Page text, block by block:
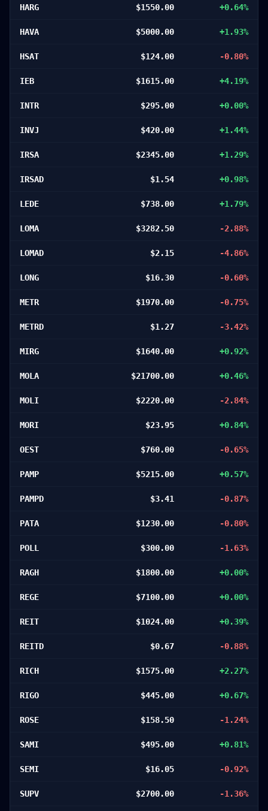
HARG $1550.00 +0.64%
HAVA $5000.00 +1.93%
HSAT $124.00 -0.80%
IEB $1615.00 +4.19%
INTR $295.00 +0.00%
INVJ $420.00 +1.44%
IRSA $2345.00 +1.29%
IRSAD $1.54 +0.98%
LEDE $738.00 +1.79%
LOMA $3282.50 -2.88%
LOMAD $2.15 -4.86%
LONG $16.30 -0.60%
METR $1970.00 -0.75%
METRD $1.27 -3.42%
MIRG $1640.00 +0.92%
MOLA $21700.00 +0.46%
MOLI $2220.00 -2.84%
MORI $23.95 +0.84%
OEST $760.00 -0.65%
PAMP $5215.00 +0.57%
PAMPD $3.41 -0.87%
PATA $1230.00 -0.80%
POLL $300.00 -1.63%
RAGH $1800.00 +0.00%
REGE $7100.00 +0.00%
REIT $1024.00 +0.39%
REITD $0.67 -0.88%
RICH $1575.00 +2.27%
RIGO $445.00 +0.67%
ROSE $158.50 -1.24%
SAMI $495.00 +0.81%
SEMI $16.05 -0.92%
SUPV $2700.00 -1.36%